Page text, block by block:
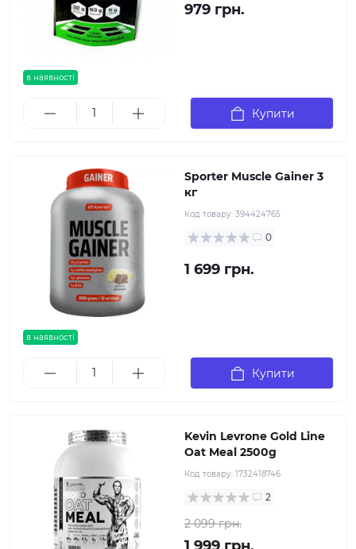
в наявності
979 грн.
Купити
в наявності
Sporter Muscle Gainer 3
кг
Код товару: 394424765
0
1 699 грн.
Купити
Kevin Levrone Gold Line
Oat Meal 2500g
Код товару: 1732418746
2
2 099 грн.